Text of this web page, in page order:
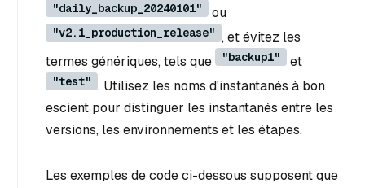
"daily_backup_20240101" ou
"v2.1_production_release" , et évitez les
termes génériques, tels que
"backup1" et
"test" . Utilisez les noms d'instantanés à bon
escient pour distinguer les instantanés entre les
versions, les environnements et les étapes.
Les exemples de code ci-dessous supposent que